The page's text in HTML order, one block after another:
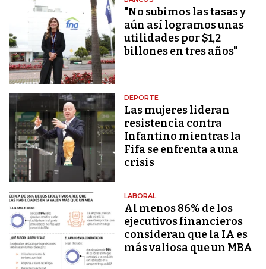
"No subimos las tasas y
aún así logramos unas
utilidades por $1,2
billones en tres años"
DEPORTE
Las mujeres lideran
resistencia contra
Infantino mientras la
Fifa se enfrenta a una
crisis
LABORAL
Al menos 86% de los
ejecutivos financieros
consideran que la IA es
más valiosa que un MBA